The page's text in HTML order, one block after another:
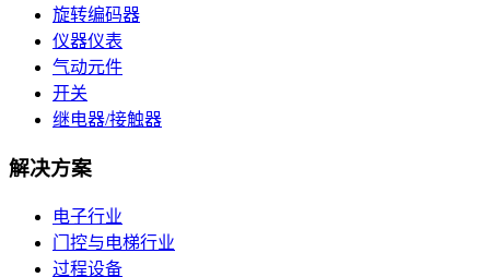
旋转编码器
仪器仪表
气动元件
开关
继电器/接触器
解决方案
电子行业
门控与电梯行业
过程设备